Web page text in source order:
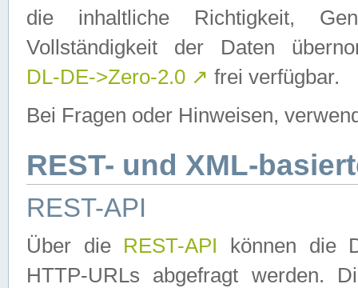
die inhaltliche Richtigkeit,
Vollständigkeit der Daten
DL-DE->Zero-2.0 ↗ frei verfügbar.
Bei Fragen oder Hinweisen,
REST- und XML-
REST-API
Über die REST-API können die
HTTP-URLs abgefragt werden.